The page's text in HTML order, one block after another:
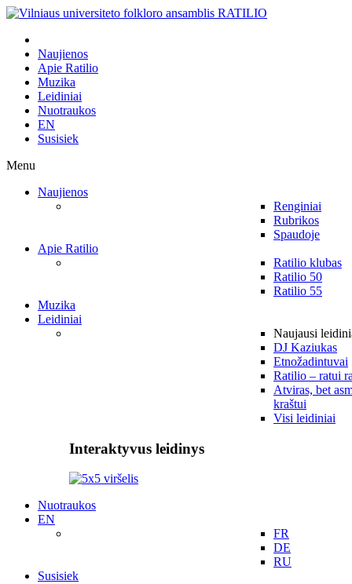
Naujienos
Apie Ratilio
Muzika
Leidiniai
Nuotraukos
EN
Susisiek
Menu
Naujienos
Renginiai
Rubrikos
Spaudoje
Apie Ratilio
Ratilio klubas
Ratilio 50
Ratilio 55
Muzika
Leidiniai
Naujausi
DJ Kaziukas
Etnožadintuvai
Ratilio – ratui
Atviras, bet
kraštui
Visi leidiniai
Interaktyvus leidinys
Nuotraukos
EN
FR
DE
RU
Susisiek